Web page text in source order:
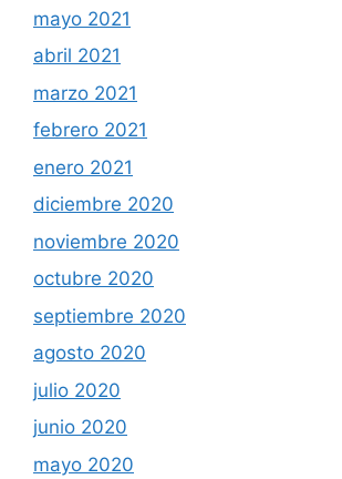
mayo 2021
abril 2021
marzo 2021
febrero 2021
enero 2021
diciembre 2020
noviembre 2020
octubre 2020
septiembre 2020
agosto 2020
julio 2020
junio 2020
mayo 2020